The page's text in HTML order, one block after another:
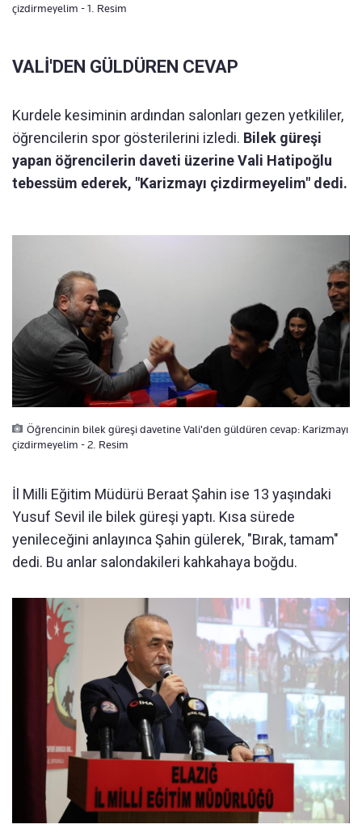
çizdirmeyelim - 1. Resim
VALİ'DEN GÜLDÜREN CEVAP
Kurdele kesiminin ardından salonları gezen yetkililer,
öğrencilerin spor gösterilerini izledi. Bilek güreşi
yapan öğrencilerin daveti üzerine Vali Hatipoğlu
tebessüm ederek, "Karizmayı çizdirmeyelim" dedi.
Öğrencinin bilek güreşi davetine Vali'den güldüren cevap: Karizmayı
çizdirmeyelim - 2. Resim
İl Milli Eğitim Müdürü Beraat Şahin ise 13 yaşındaki
Yusuf Sevil ile bilek güreşi yaptı. Kısa sürede
yenileceğini anlayınca Şahin gülerek, "Bırak, tamam"
dedi. Bu anlar salondakileri kahkahaya boğdu.